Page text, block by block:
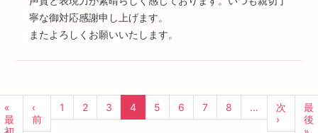
寧な御対応感謝申し上げます。
またよろしくお願いいたします。
«
最
‹
前
1 2 3 4 5 6 7 8 …
次
›
最
後